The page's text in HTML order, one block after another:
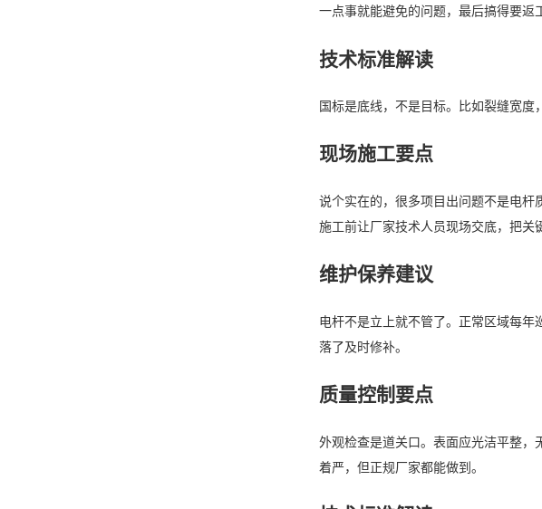
一点事就能避免的问题，最后搞得要返
技术标准解读
国标是底线，不是目标。比如裂缝宽
现场施工要点
说个实在的，很多项目出问题不是电
施工前让厂家技术人员现场交底，把关
维护保养建议
电杆不是立上就不管了。正常区域每
落了及时修补。
质量控制要点
外观检查是道关口。表面应光洁平整
着严，但正规厂家都能做到。